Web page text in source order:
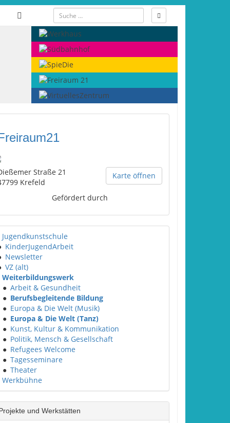
Karte öffnen
Straße 21
Krefeld
Gefördert durch
Jugendkunstschule
KinderJugendArbeit
Newsletter
VZ (alt)
Weiterbildungswerk
● Arbeit & Gesundheit
● Berufsbegleitende Bildung
● Europa & Die Welt (Musik)
● Europa & Die Welt (Tanz)
● Kunst, Kultur & Kommunikation
● Politik, Mensch & Gesellschaft
● Refugees Welcome
● Tagesseminare
● Theater
Werkbühne
und Werkstätten